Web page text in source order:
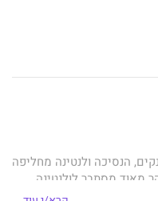
הנסיכה ולנטינה מחליפה
מאוד מסתבר לולנטינה
קל לשטות בבוס החדש